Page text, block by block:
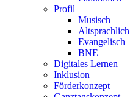
Profil
Musisch
Altsprachlich
Evangelisch
BNE
Digitales Lernen
Inklusion
Förderkonzept